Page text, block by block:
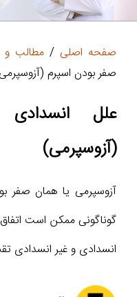
صفحه اصلی / مطالب و
صفر بودن اسپرم
علل
(آزوسپرمی)
آزوسپرمی یا همان صفر
گوناگونی ممکن است
انسدادی و غیر انسدادی